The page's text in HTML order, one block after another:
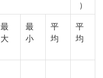
）
最
大
最
小
平
均
平
均